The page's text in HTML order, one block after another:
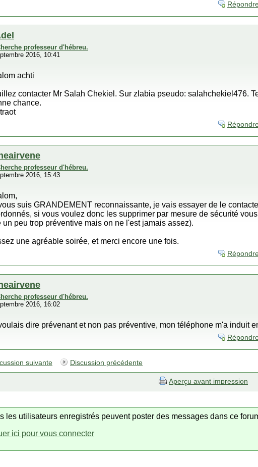
professeur d'hébreu.
2016, 10:41
achti
contacter Mr Salah Chekiel. Sur zlabia pseudo: salahchekiel476.
chance.
professeur d'hébreu.
2016, 15:43
suis GRANDEMENT reconnaissante, je vais essayer de le
si vous voulez donc les supprimer par mesure de sécurité
un peu trop préventive mais on ne l'est jamais assez).
une agréable soirée, et merci encore une fois.
professeur d'hébreu.
2016, 16:02
dire prévenant et non pas préventive, mon téléphone m'a induit
suivante Discussion précédente
Aperçu avant impression
les utilisateurs enregistrés peuvent poster des messages dans ce
ici pour vous connecter